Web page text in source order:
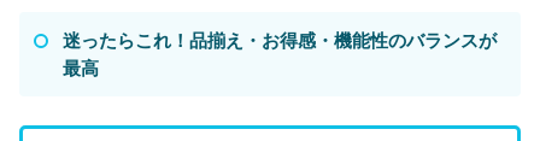
迷ったらこれ！品揃え・お得感・機能性のバランスが
最高